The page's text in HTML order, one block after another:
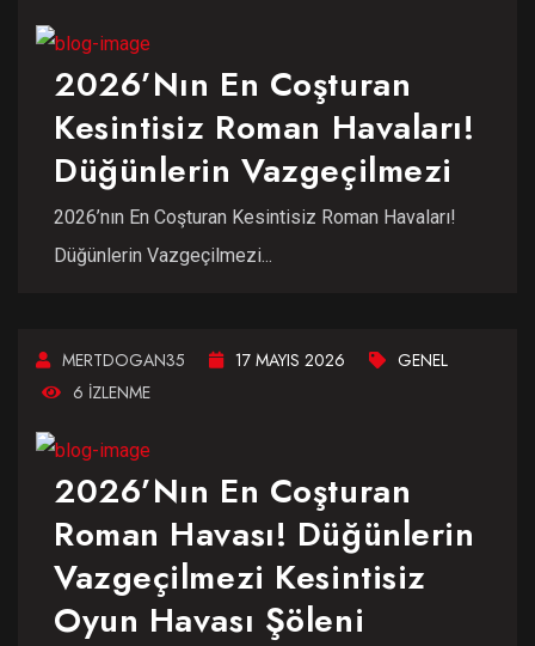
2026’nın En Coşturan
Kesintisiz Roman Havaları!
Düğünlerin Vazgeçilmezi
2026’nın En Coşturan Kesintisiz Roman Havaları!
Düğünlerin Vazgeçilmezi...
MERTDOGAN35 17 MAYIS 2026
GENEL
6 IZLENME
2026’nın En Coşturan
Roman Havası! Düğünlerin
Vazgeçilmezi Kesintisiz
Oyun Havası Şöleni